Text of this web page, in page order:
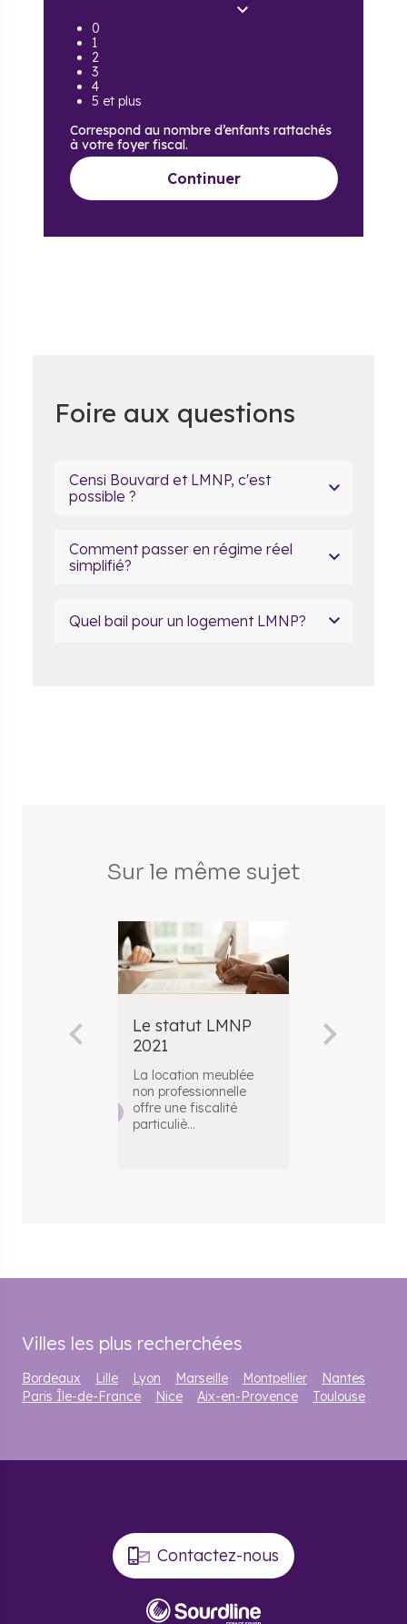
0
1
2
3
4
5 et plus
Correspond au nombre d’enfants rattachés
à votre foyer fiscal.
Continuer
Foire aux questions
Censi Bouvard et LMNP, c'est
possible ?
Comment passer en régime réel
simplifié?
Quel bail pour un logement LMNP?
Sur le même sujet
Le statut LMNP
2021
La location meublée
non professionnelle
offre une fiscalité
particuliè...
Le statut
2020
Villes les plus recherchées
Bordeaux Lille Lyon Marseille Montpellier
Nantes
Paris Île-de-France
Nice Aix-en-Provence Toulouse
Contactez-nous